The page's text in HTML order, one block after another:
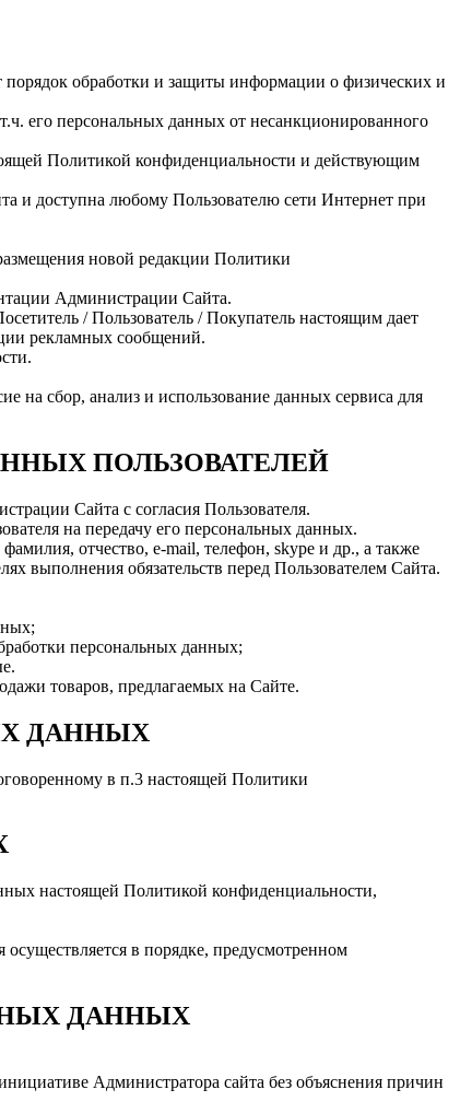
обработки и защиты информации о физических и
его персональных данных от несанкционированного
Политикой конфиденциальности и действующим
и доступна любому Пользователю сети Интернет при
новой редакции Политики
Администрации Сайта.
/ Пользователь / Покупатель настоящим дает
рекламных сообщений.
на сбор, анализ и использование данных сервиса для
ПОЛЬЗОВАТЕЛЕЙ
Сайта с согласия Пользователя.
на передачу его персональных данных.
отчество, e-mail, телефон, skype и др., а также
выполнения обязательств перед Пользователем Сайта.
персональных данных;
товаров, предлагаемых на Сайте.
ДАННЫХ
в п.3 настоящей Политики
настоящей Политикой конфиденциальности,
в порядке, предусмотренном
ДАННЫХ
Администратора сайта без объяснения причин